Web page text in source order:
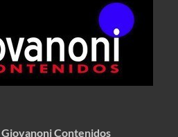
Giovanoni Contenidos